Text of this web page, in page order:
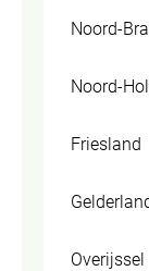
Noord-
Noord-
Friesland
Overijssel